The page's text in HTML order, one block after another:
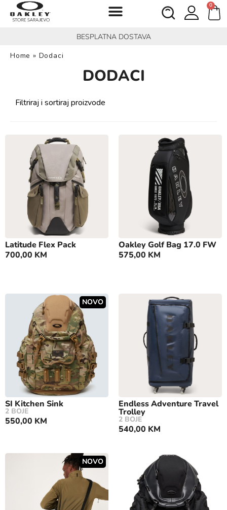
0
BESPLATNA DOSTAVA
Home » Dodaci
DODACI
Filtriraj i sortiraj proizvode
Latitude Flex Pack
700,00 KM
Oakley Golf Bag 17.0 FW
575,00 KM
NOVO
SI Kitchen Sink
2 BOJE
550,00 KM
Endless Adventure Travel
Trolley
2 BOJE
540,00 KM
NOVO